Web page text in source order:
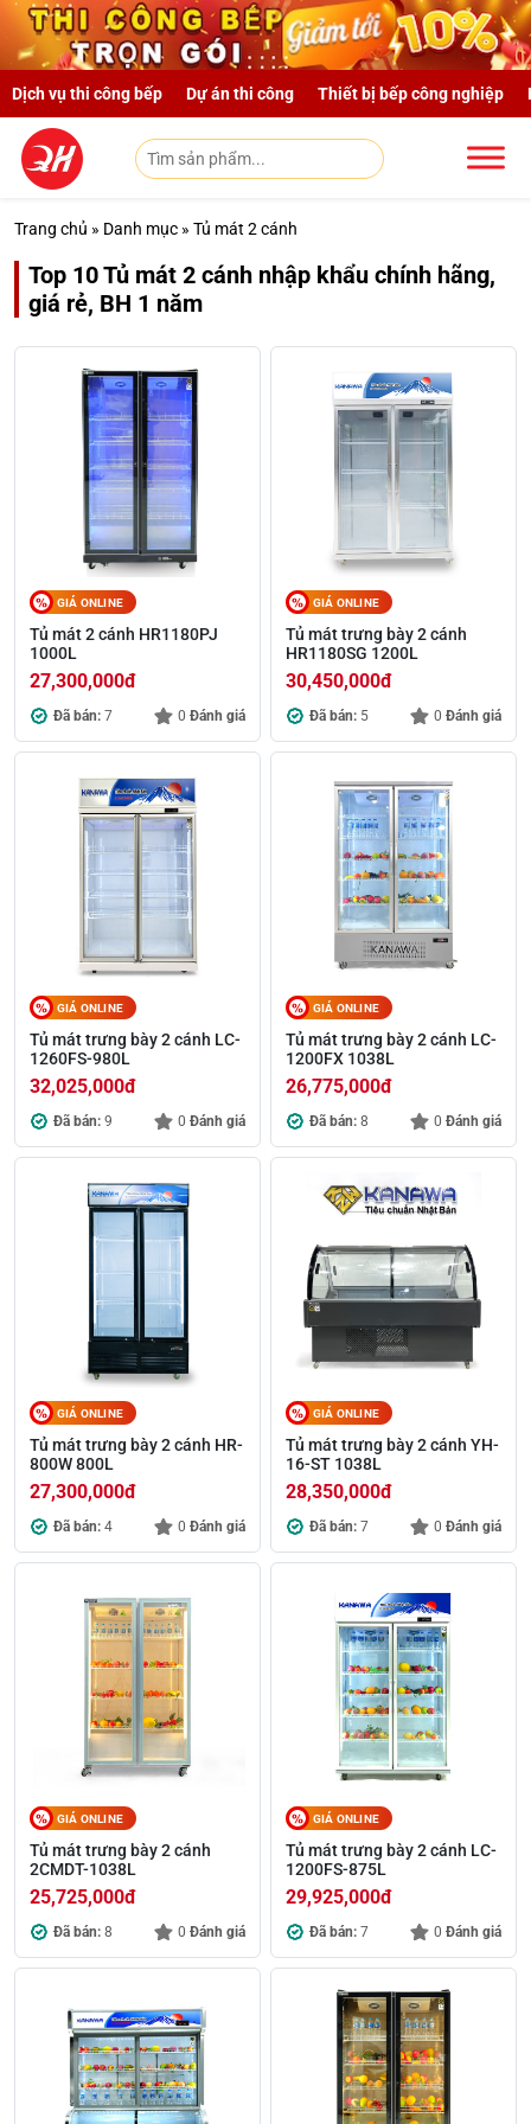
Skip to main content
Dịch vụ thi công bếp Dự án thi công Thiết bị bếp công nghiệp
Trang chủ » Danh mục » Tủ mát 2 cánh
Top 10 Tủ mát 2 cánh nhập khẩu chính hãng,
giá rẻ, BH 1 năm
GIÁ ONLINE
Tủ mát 2 cánh HR1180PJ
1000L
27,300,000đ
Đã bán: 7 0 Đánh giá
GIÁ ONLINE
Tủ mát trưng bày 2 cánh
HR1180SG 1200L
30,450,000đ
Đã bán: 5 0 Đánh giá
GIÁ ONLINE
Tủ mát trưng bày 2 cánh LC-
1260FS-980L
32,025,000đ
Đã bán: 9 0 Đánh giá
GIÁ ONLINE
Tủ mát trưng bày 2 cánh LC-
1200FX 1038L
26,775,000đ
Đã bán: 8 0 Đánh giá
GIÁ ONLINE
Tủ mát trưng bày 2 cánh HR-
800W 800L
27,300,000đ
Đã bán: 4 0 Đánh giá
GIÁ ONLINE
Tủ mát trưng bày 2 cánh YH-
16-ST 1038L
28,350,000đ
Đã bán: 7 0 Đánh giá
GIÁ ONLINE
Tủ mát trưng bày 2 cánh
2CMDT-1038L
25,725,000đ
Đã bán: 8 0 Đánh giá
GIÁ ONLINE
Tủ mát trưng bày 2 cánh LC-
1200FS-875L
29,925,000đ
Đã bán: 7 0 Đánh giá